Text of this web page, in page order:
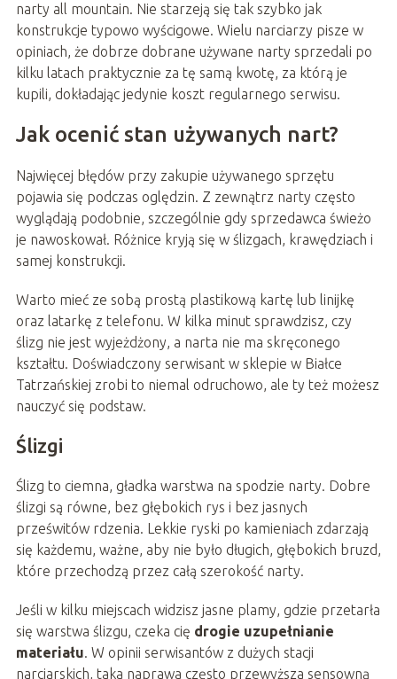
narty all mountain. Nie starzeją się tak szybko jak
konstrukcje typowo wyścigowe. Wielu narciarzy pisze w
opiniach, że dobrze dobrane używane narty sprzedali po
kilku latach praktycznie za tę samą kwotę, za którą je
kupili, dokładając jedynie koszt regularnego serwisu.
Jak ocenić stan używanych nart?
Najwięcej błędów przy zakupie używanego sprzętu
pojawia się podczas oględzin. Z zewnątrz narty często
wyglądają podobnie, szczególnie gdy sprzedawca świeżo
je nawoskował. Różnice kryją się w ślizgach, krawędziach i
samej konstrukcji.
Warto mieć ze sobą prostą plastikową kartę lub linijkę
oraz latarkę z telefonu. W kilka minut sprawdzisz, czy
ślizg nie jest wyjeżdżony, a narta nie ma skręconego
kształtu. Doświadczony serwisant w sklepie w Białce
Tatrzańskiej zrobi to niemal odruchowo, ale ty też możesz
nauczyć się podstaw.
Ślizgi
Ślizg to ciemna, gładka warstwa na spodzie narty. Dobre
ślizgi są równe, bez głębokich rys i bez jasnych
prześwitów rdzenia. Lekkie ryski po kamieniach zdarzają
się każdemu, ważne, aby nie było długich, głębokich bruzd,
które przechodzą przez całą szerokość narty.
Jeśli w kilku miejscach widzisz jasne plamy, gdzie przetarła
się warstwa ślizgu, czeka cię drogie uzupełnianie
materiału. W opinii serwisantów z dużych stacji
narciarskich, taka naprawa często przewyższa sensowną